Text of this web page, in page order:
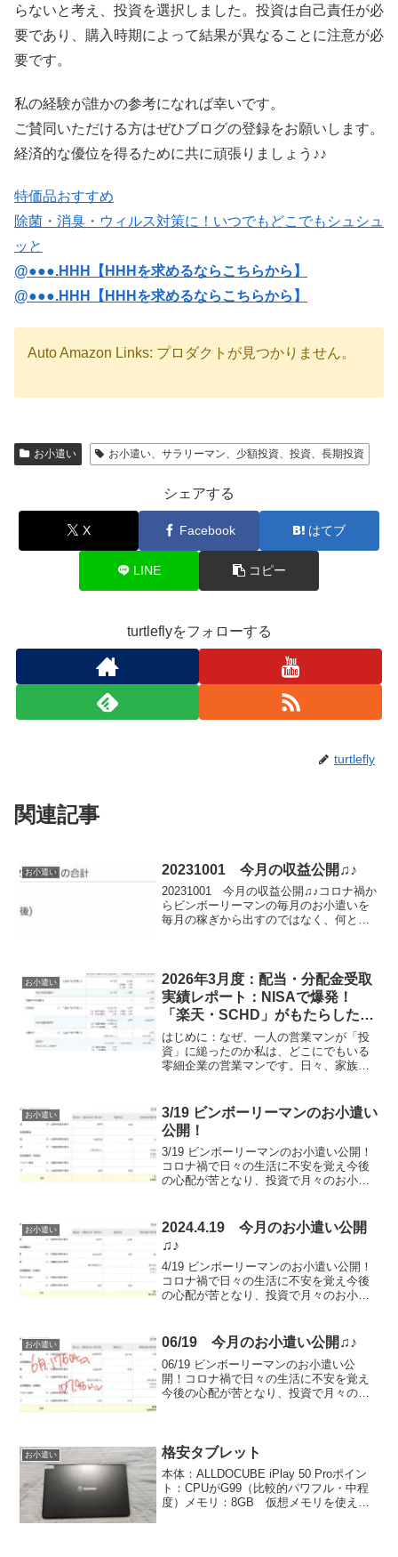
らないと考え、投資を選択しました。投資は自己責任が必
要であり、購入時期によって結果が異なることに注意が必
要です。
私の経験が誰かの参考になれば幸いです。
ご賛同いただける方はぜひブログの登録をお願いします。
経済的な優位を得るために共に頑張りましょう♪♪
特価品おすすめ
除菌・消臭・ウィルス対策に！いつでもどこでもシュシュ
ッと
@●●●.HHH【HHHを求めるならこちらから】
@●●●.HHH【HHHを求めるならこちらから】
Auto Amazon Links: プロダクトが見つかりません。
お小遣い お小遣い、サラリーマン、少額投資、投資、長期投資
シェアする
X Facebook はてブ
LINE コピー
turtleflyをフォローする
turtlefly
関連記事
お小遣い 20231001 今月の収益公開♫♪
20231001 今月の収益公開♫♪コロナ禍か
らビンボーリーマンの毎月のお小遣いを
毎月の稼ぎから出すのではなく、何と
いけれど書き続け...
お小遣い
2026年3月度：配当・分配金受取
実績レポート：NISAで爆発！
「楽天・SCHD」がもたらした驚
愕のブースト
はじめに：なぜ、一人の営業マンが「投
資」に縋ったのか私は、どこにでもいる
零細企業の営業マンです。日々、家族の
しいものです。3人の男児を育てる中、自
分に許された自由になる...
お小遣い
3/19 ビンボーリーマンのお小遣い
公開！
3/19 ビンボーリーマンのお小遣い公開！
コロナ禍で日々の生活に不安を覚え今後
の心配が苦となり、投資で月々のお小遣
複利で何とかできないか？と考えたとこ
ろから始まる。そし...
お小遣い
2024.4.19 今月のお小遣い公開
♫♪
4/19 ビンボーリーマンのお小遣い公開！
コロナ禍で日々の生活に不安を覚え今後
の心配が苦となり、投資で月々のお小遣
複利で何とかできないか？と考えたとこ
ろから始まる。そし...
お小遣い 06/19 今月のお小遣い公開♫♪
06/19 ビンボーリーマンのお小遣い公
開！コロナ禍で日々の生活に不安を覚え
今後の心配が苦となり、投資で月々のお
ところから始まる。そ...
お小遣い 格安タブレット
本体：ALLDOCUBE iPlay 50 Proポイン
ト：CPUがG99（比較的パワフル・中程
度）メモリ：8GB 仮想メモリを使えば